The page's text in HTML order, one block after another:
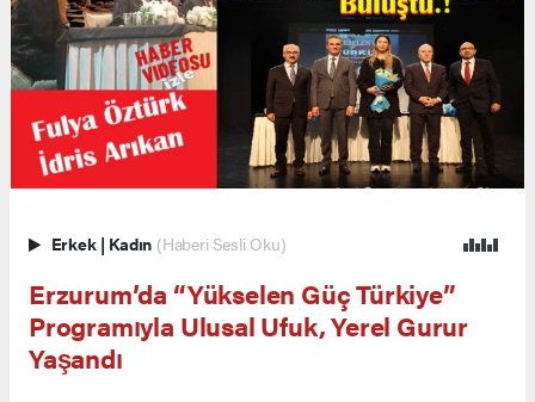
Erkek | Kadın (Haberi Sesli Oku)
Erzurum’da “Yükselen Güç Türkiye”
Programıyla Ulusal Ufuk, Yerel Gurur
Yaşandı